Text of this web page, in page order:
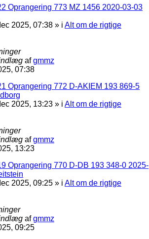
Oprangering 773 MZ 1456 2020-03-03
2025, 07:38 » i Alt om de rigtige
afgmmz
07:38
Oprangering 772 D-AKIEM 193 869-5
2025, 13:23 » i Alt om de rigtige
afgmmz
13:23
Oprangering 770 D-DB 193 348-0 2025-
2025, 09:25 » i Alt om de rigtige
afgmmz
09:25